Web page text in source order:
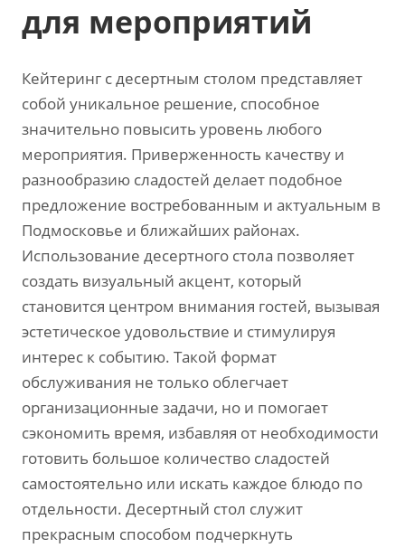
для мероприятий
Кейтеринг с десертным столом представляет
собой уникальное решение‚ способное
значительно повысить уровень любого
мероприятия. Приверженность качеству и
разнообразию сладостей делает подобное
предложение востребованным и актуальным в
Подмосковье и ближайших районах.
Использование десертного стола позволяет
создать визуальный акцент‚ который
становится центром внимания гостей‚ вызывая
эстетическое удовольствие и стимулируя
интерес к событию. Такой формат
обслуживания не только облегчает
организационные задачи‚ но и помогает
сэкономить время‚ избавляя от необходимости
готовить большое количество сладостей
самостоятельно или искать каждое блюдо по
отдельности. Десертный стол служит
прекрасным способом подчеркнуть